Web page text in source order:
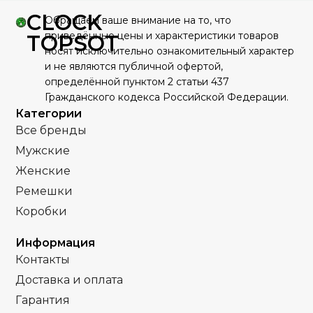
ЦВЕТ КОРПУСА Серебро
Белый
ЦВЕТ КОРПУСА Золото
Серебро
ЦИФЕРБЛАТ
ЗАСТЕЖКА Клипса
КОРПУС
Качественная
часовая сталь
МЕХАНИЗМ Кварц
ПОКРЫТИЕ
Часы мужские
РЕМЕНЬ
браслет
СТЕКЛО Минеральное
ЗАСТЕЖКА
КОРПУС
Качественная
МЕХАНИЗМ Кварц
CLOCK
TOPSOT
Обращаем ваше внимание на то, что
приведённые цены и характеристики товаров
носят исключительно ознакомительный характер
и не являются публичной офертой,
определённой пунктом 2 статьи 437
Гражданского кодекса Российской Федерации.
Категории
Все бренды
Мужские
Женские
Ремешки
Коробки
Информация
Контакты
Доставка и оплата
Гарантия